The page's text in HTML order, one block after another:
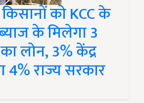
को KCC के
के मिलेगा 3
लोन, 3% केंद्र
4% राज्य सरकार